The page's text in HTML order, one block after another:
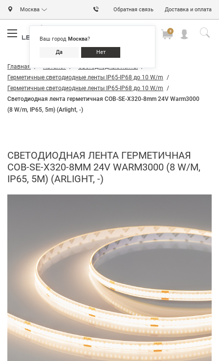
Москва
Ваш город Москва?
Да Нет
Обратная связь Доставка и оплата
0
Главная Каталог
Светодиодные ленты
Герметичные светодиодные ленты IP65-IP68 до 10 W/m
Герметичные светодиодные ленты IP65-IP68 до 10 W/m
Светодиодная лента герметичная COB-SE-X320-8mm 24V Warm3000
(8 W/m, IP65, 5m) (Arlight, -)
СВЕТОДИОДНАЯ ЛЕНТА ГЕРМЕТИЧНАЯ
COB-SE-X320-8MM 24V WARM3000 (8 W/M,
IP65, 5M) (ARLIGHT, -)